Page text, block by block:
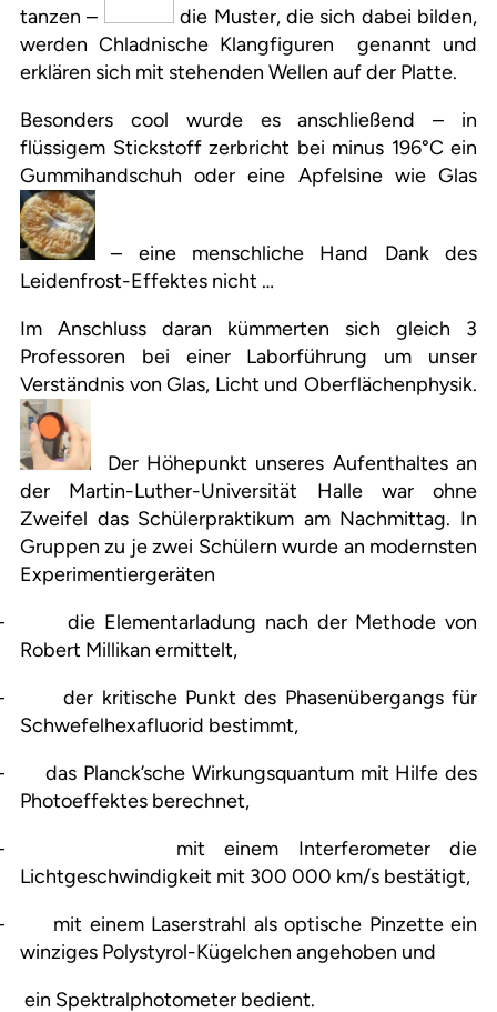
tanzen –
die Muster, die sich dabei bilden,
werden Chladnische Klangfiguren genannt und
erklären sich mit stehenden Wellen auf der Platte.
Besonders cool wurde es anschließend – in
flüssigem Stickstoff zerbricht bei minus 196°C ein
Gummihandschuh oder eine Apfelsine wie Glas
– eine menschliche Hand Dank des
Leidenfrost-Effektes nicht …
Im Anschluss daran kümmerten sich gleich 3
Professoren bei einer Laborführung um unser
Verständnis von Glas, Licht und Oberflächenphysik.
Der Höhepunkt unseres Aufenthaltes an
der Martin-Luther-Universität Halle war ohne
Zweifel das Schülerpraktikum am Nachmittag. In
Gruppen zu je zwei Schülern wurde an modernsten
Experimentiergeräten
die Elementarladung nach der Methode von
Robert Millikan ermittelt,
der kritische Punkt des Phasenübergangs für
Schwefelhexafluorid bestimmt,
das Planck’sche Wirkungsquantum mit Hilfe des
Photoeffektes berechnet,
mit einem Interferometer die
Lichtgeschwindigkeit mit 300 000 km/s bestätigt,
mit einem Laserstrahl als optische Pinzette ein
winziges Polystyrol-Kügelchen angehoben und
ein Spektralphotometer bedient.